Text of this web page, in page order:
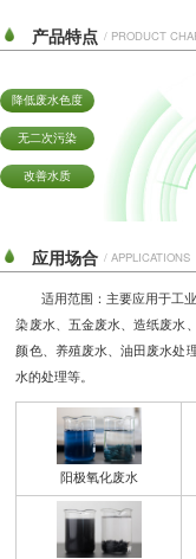
产品特点 / PRODUCT
降低废水色度
无二次污染
改善水质
应用场合 / APPLICATIONS
适用范围：主要应用于工业
染废水、五金废水、造纸废水
颜色、养殖废水、油田废水处
水的处理等。
阳极氧化废水